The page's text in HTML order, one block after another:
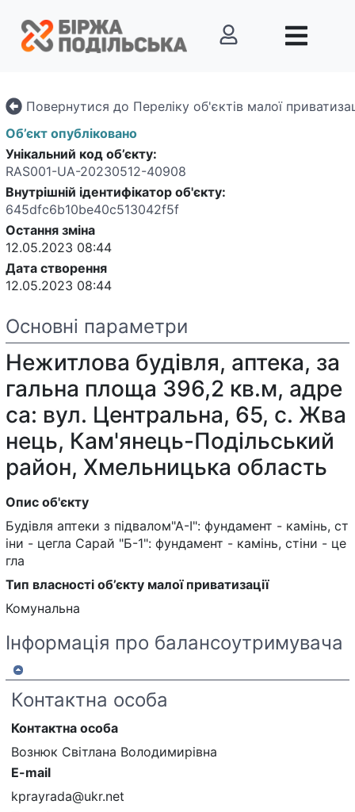
Повернутися до Переліку об'єктів малої
Об’єкт опубліковано
Унікальний код об’єкту:
RAS001-UA-20230512-40908
Внутрішній ідентифікатор об'єкту:
645dfc6b10be40c513042f5f
Остання зміна
12.05.2023 08:44
Дата створення
12.05.2023 08:44
Основні параметри
Нежитлова будівля, аптека, за
гальна площа 396,2 кв.м, адре
са: вул. Центральна, 65, с. Жва
нець, Кам'янець-Подільський
район, Хмельницька область
Опис об'єкту
Будівля аптеки з підвалом"А-І": фундамент - камінь, ст
іни - цегла Сарай "Б-1": фундамент - камінь, стіни - це
гла
Тип власності об’єкту малої приватизації
Комунальна
Інформація про балансоутримувача
Контактна особа
Контактна особа
Вознюк Світлана Володимирівна
E-mail
kprayrada@ukr.net